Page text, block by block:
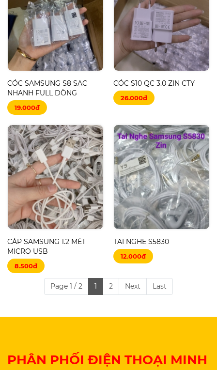
CÓC SAMSUNG S8 SẠC
NHANH FULL DÒNG
19.000đ
CÓC S10 QC 3.0 ZIN CTY
26.000đ
CÁP SAMSUNG 1.2 MÉT
MICRO USB
8.500đ
TAI NGHE S5830
12.000đ
Page 1 / 2 1 2 Next Last
PHÂN PHỐI ĐIỆN THOẠI MINH